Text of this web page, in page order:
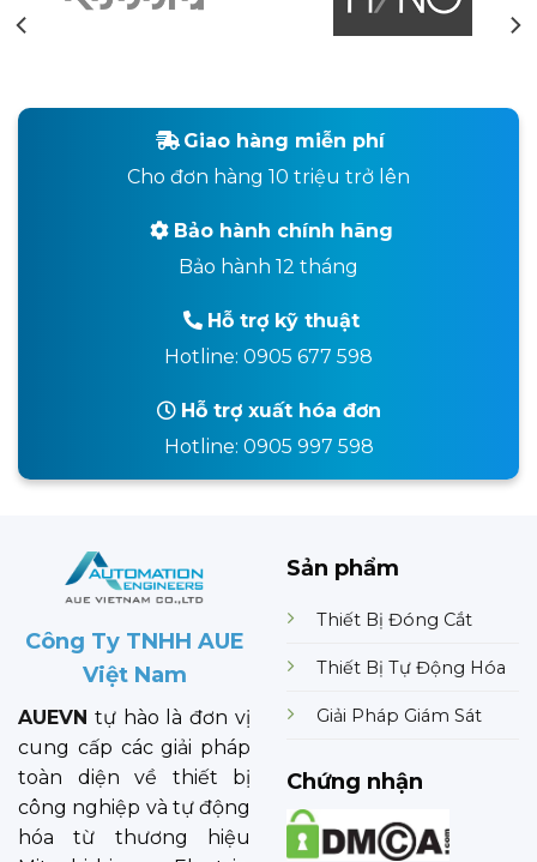
Giao hàng miễn phí
Cho đơn hàng 10 triệu trở lên
Bảo hành chính hãng
Bảo hành 12 tháng
Hỗ trợ kỹ thuật
Hotline: 0905 677 598
Hỗ trợ xuất hóa đơn
Hotline: 0905 997 598
Công Ty TNHH AUE
Việt Nam
AUEVN tự hào là đơn vị
cung cấp các giải pháp
toàn diện về thiết bị
công nghiệp và tự động
hóa từ thương hiệu
Sản phẩm
Thiết Bị Đóng Cắt
Thiết Bị Tự Động Hóa
Giải Pháp Giám Sát
Chứng nhận